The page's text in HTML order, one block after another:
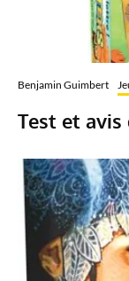
Benjamin Guimbert
Test et